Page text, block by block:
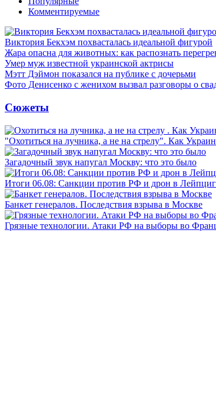
Комментируемые
Виктория Бекхэм похвасталась идеальной фигурой
Жара опасна для животных: как распознать
Умер муж известной украинской актрисы
Мэтт Дэймон показался на публике с дочерьми
Фото Денисенко с женихом вызвал разговоры о
Сюжеты
"Охотиться на лучника, а не на стрелу". Как
Загадочный звук напугал Москву: что это было
Итоги 06.08: Санкции против РФ и дрон в
Банкет генералов. Последствия взрыва в Москве
Грязные технологии. Атаки РФ на выборы во